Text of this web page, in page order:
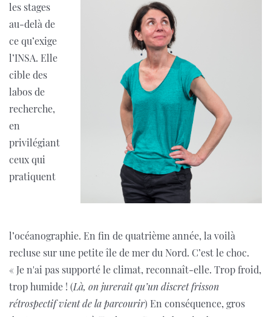
les stages
au-delà de
ce qu’exige
l’INSA. Elle
cible des
labos de
recherche,
en
privilégiant
ceux qui
pratiquent
l’océanographie. En fin de quatrième année, la voilà
recluse sur une petite île de mer du Nord. C’est le choc.
« Je n'ai pas supporté le climat, reconnaît-elle. Trop froid,
trop humide ! (Là, on jurerait qu’un discret frisson
rétrospectif vient de la parcourir) En conséquence, gros